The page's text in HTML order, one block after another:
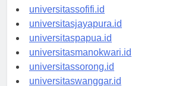
universitasmaluku.id
universitassofifi.id
universitasjayapura.id
universitaspapua.id
universitasmanokwari.id
universitassorong.id